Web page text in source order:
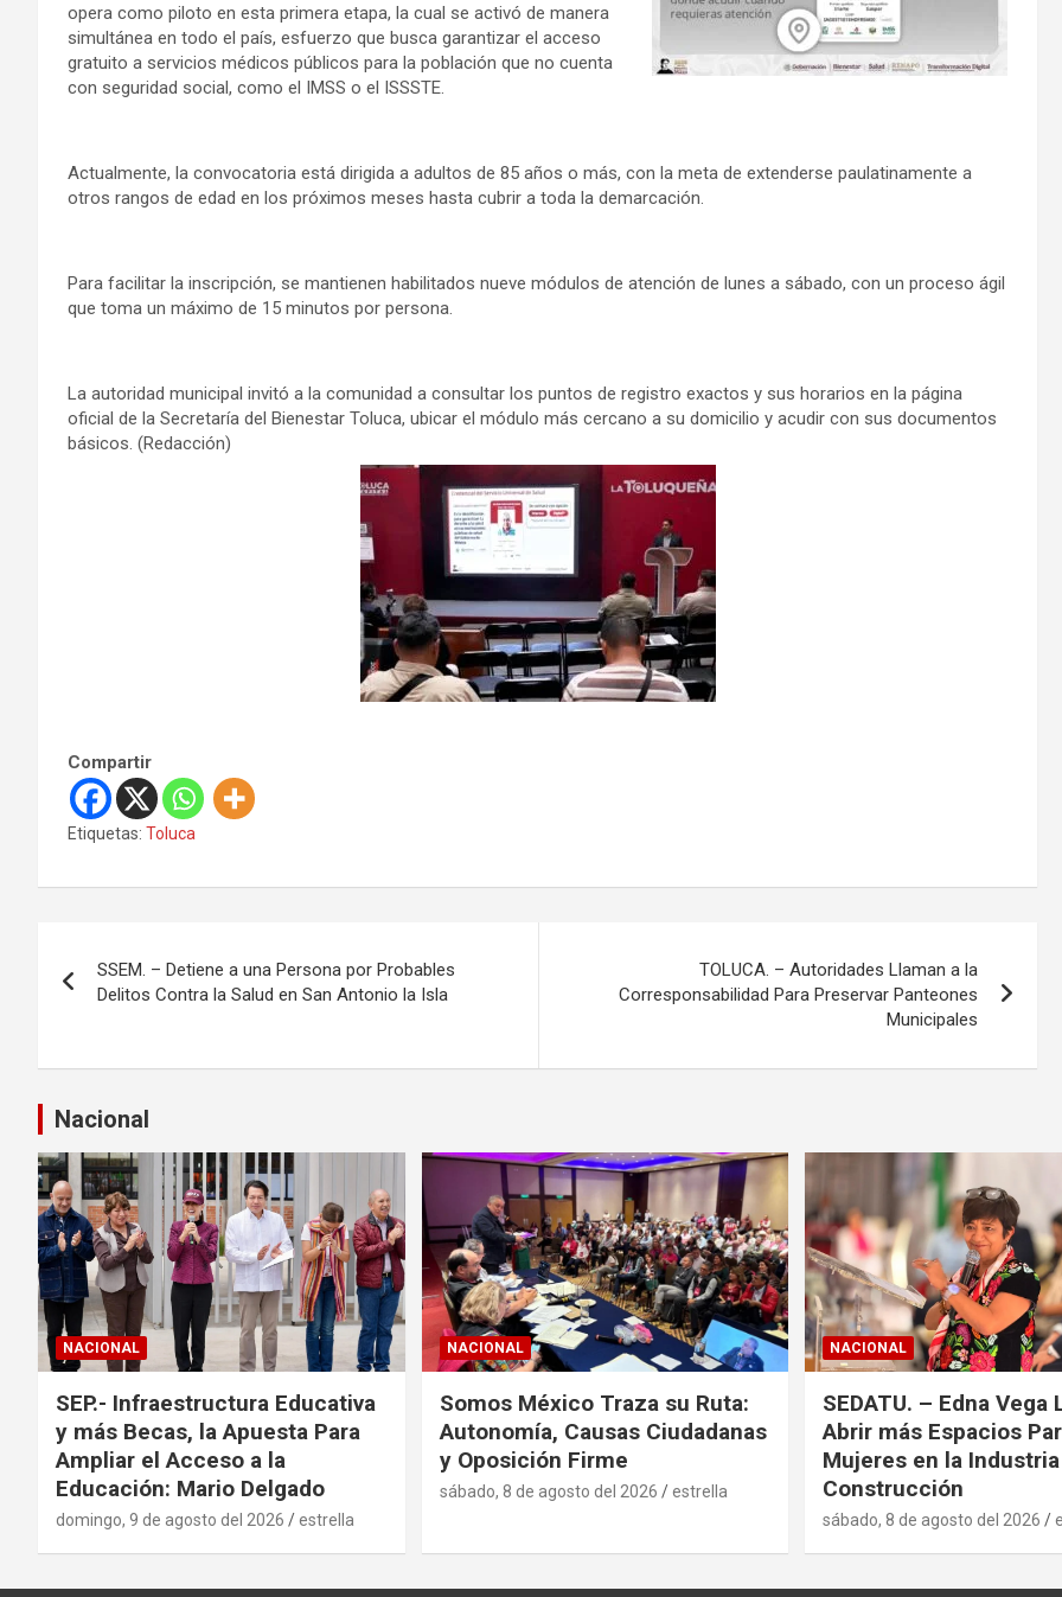
opera como piloto en esta primera etapa, la cual se activó de manera
simultánea en todo el país, esfuerzo que busca garantizar el acceso
gratuito a servicios médicos públicos para la población que no cuenta
con seguridad social, como el IMSS o el ISSSTE.
Actualmente, la convocatoria está dirigida a adultos de 85 años o más, con la meta de extenderse paulatinamente a
otros rangos de edad en los próximos meses hasta cubrir a toda la demarcación.
Para facilitar la inscripción, se mantienen habilitados nueve módulos de atención de lunes a sábado, con un proceso ágil
que toma un máximo de 15 minutos por persona.
La autoridad municipal invitó a la comunidad a consultar los puntos de registro exactos y sus horarios en la página
oficial de la Secretaría del Bienestar Toluca, ubicar el módulo más cercano a su domicilio y acudir con sus documentos
básicos. (Redacción)
Compartir
Etiquetas: Toluca
e
g
a
c
i
ó
n
d
e
e
n
SSEM. – Detiene a una Persona por Probables
Delitos Contra la Salud en San Antonio la Isla
TOLUCA. – Autoridades Llaman a la
Corresponsabilidad Para Preservar Panteones
Municipales
Nacional
NACIONAL
SEP.- Infraestructura Educativa
y más Becas, la Apuesta Para
Ampliar el Acceso a la
Educación: Mario Delgado
domingo, 9 de agosto del 2026 estrella
NACIONAL
Somos México Traza su Ruta:
Autonomía, Causas Ciudadanas
y Oposición Firme
sábado, 8 de agosto del 2026 estrella
NACIONAL
SEDATU. – Edna Vega
Abrir más Espacios
Mujeres en la
Construcción
sábado, 8 de agosto del 2026